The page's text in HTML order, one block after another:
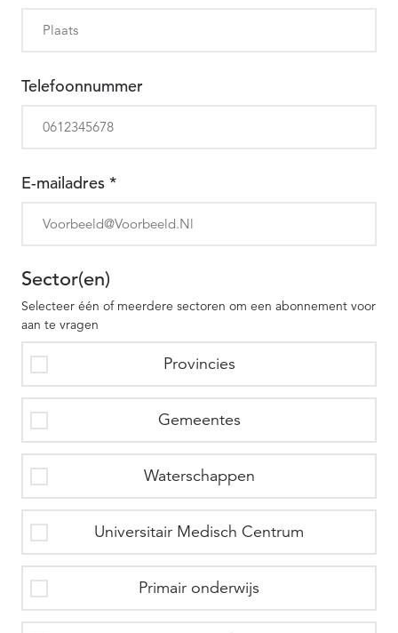
Telefoonnummer
E-mailadres *
Sector(en)
Selecteer één of meerdere sectoren om een abonnement voor
aan te vragen
Provincies
Gemeentes
Waterschappen
Universitair Medisch Centrum
Primair onderwijs